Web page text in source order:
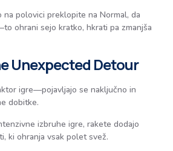
na polovici preklopite na Normal, da
ohrani sejo kratko, hkrati pa zmanjša
Unexpected Detour
igre—pojavljajo se naključno in
dobitke.
izbruhe igre, rakete dodajo
ki ohranja vsak polet svež.